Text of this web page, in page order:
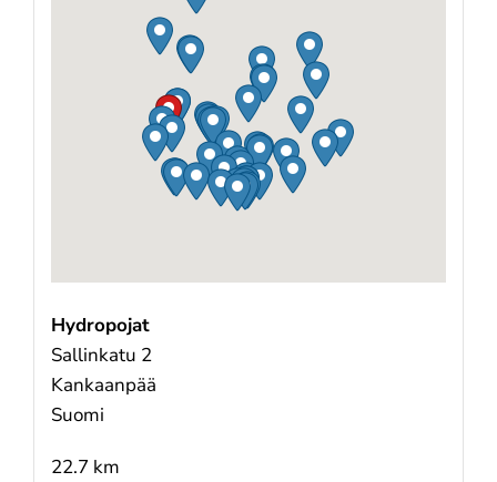
Hydropojat
Sallinkatu 2
Kankaanpää
Suomi
22.7 km